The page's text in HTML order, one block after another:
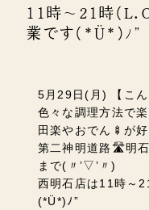
11時～21時
業です(*Ü*)ﾉ”
5月29日(月) 【こん
色々な調理方法で
田楽やおでん🍢が
第二神明道路🛣️明
まで(〃’▽’〃)
西明石店は11時～
(*Ü*)ﾉ”